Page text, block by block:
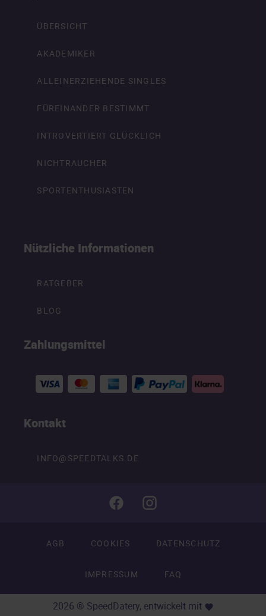
ÜBERSICHT
AKADEMIKER
ALLEINERZIEHENDE SINGLES
FÜREINANDER BESTIMMT
INTROVERTIERT GLÜCKLICH
NICHTRAUCHER
SPORTENTHUSIASTEN
Nützliche Informationen
RATGEBER
BLOG
Zahlungsmittel
Kontakt
INFO@SPEEDTALKS.DE
AGB COOKIES DATENSCHUTZ
IMPRESSUM FAQ
2026 ® SpeedDatery, entwickelt mit